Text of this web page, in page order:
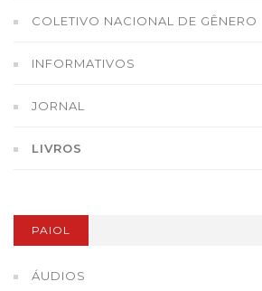
COLETIVO NACIONAL DE GÊNERO
INFORMATIVOS
JORNAL
LIVROS
PAIOL
ÁUDIOS